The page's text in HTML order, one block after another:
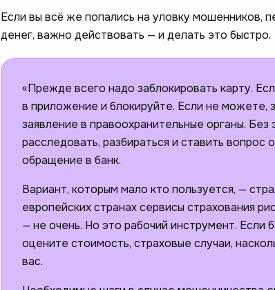
Если вы всё же попались на уловку мошенников,
денег, важно действовать — и делать это быстро.
«Прежде всего надо заблокировать карту.
в приложение и блокируйте. Если не
заявление в правоохранительные органы. Без
расследовать, разбираться и ставить
обращение в банк.
Вариант, которым мало кто пользуется, —
европейских странах сервисы страхования
— не очень. Но это рабочий инструмент. Если
оцените стоимость, страховые случаи,
вас.